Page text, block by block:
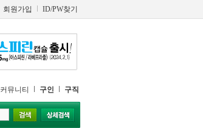
회원가입 ID/PW찾기
커뮤니티 구인 구직